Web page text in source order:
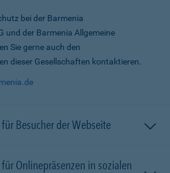
bei der Barmenia
und der Barmenia Allgemeine
Sie gerne auch den
dieser Gesellschaften kontaktieren.
Besucher der Webseite
Onlinepräsenzen in sozialen